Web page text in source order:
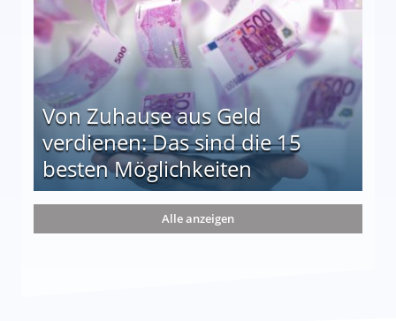
Von Zuhause aus Geld
verdienen: Das sind die 15
besten Möglichkeiten
die 15 besten Möglichkeiten
Alle anzeigen